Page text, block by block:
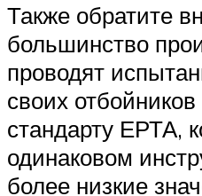
Также обратите
большинство
проводят
своих
стандарту ЕРТА,
одинаковом
более низкие